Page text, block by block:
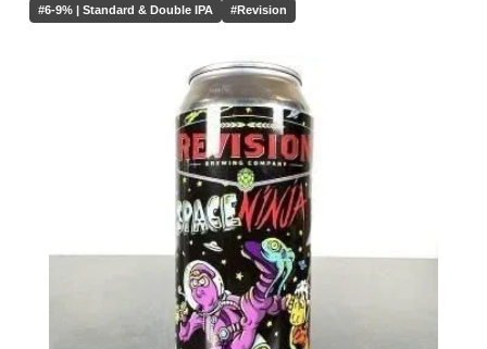
#6-9% | Standard & Double IPA
#Revision